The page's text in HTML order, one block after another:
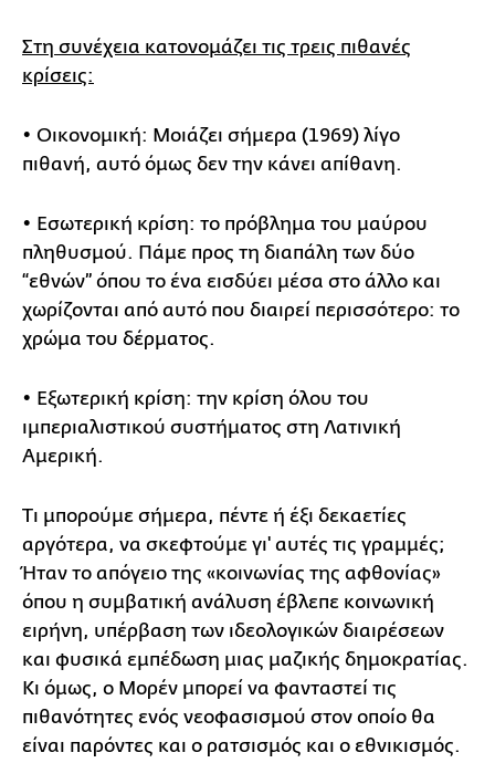
Στη συνέχεια κατονομάζει τις τρεις πιθανές
κρίσεις:
• Οικονομική: Μοιάζει σήμερα (1969) λίγο
πιθανή, αυτό όμως δεν την κάνει απίθανη.
• Εσωτερική κρίση: το πρόβλημα του μαύρου
πληθυσμού. Πάμε προς τη διαπάλη των δύο
“εθνών” όπου το ένα εισδύει μέσα στο άλλο και
χωρίζονται από αυτό που διαιρεί περισσότερο: το
χρώμα του δέρματος.
• Εξωτερική κρίση: την κρίση όλου του
ιμπεριαλιστικού συστήματος στη Λατινική
Αμερική.
Τι μπορούμε σήμερα, πέντε ή έξι δεκαετίες
αργότερα, να σκεφτούμε γι' αυτές τις γραμμές;
Ήταν το απόγειο της «κοινωνίας της αφθονίας»
όπου η συμβατική ανάλυση έβλεπε κοινωνική
ειρήνη, υπέρβαση των ιδεολογικών διαιρέσεων
και φυσικά εμπέδωση μιας μαζικής δημοκρατίας.
Κι όμως, ο Μορέν μπορεί να φανταστεί τις
πιθανότητες ενός νεοφασισμού στον οποίο θα
είναι παρόντες και ο ρατσισμός και ο εθνικισμός.